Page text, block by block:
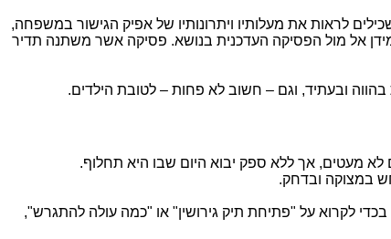
לראות את מעלותיו ויתרונותיו של אפיק הגישור במשפחה,
אל מול הפסיקה העדכנית בנושא. פסיקה אשר משתנה תדיר
בהווה ובעתיד, וגם – חשוב לא פחות – לטובת הילדים.
לא מעטים, אך ללא ספק יבוא היום שבו היא תחלוף.
במצוקה ובדחק.
לקרוא על "פתיחת תיק גירושין" או "כמה עולה להתגרש",